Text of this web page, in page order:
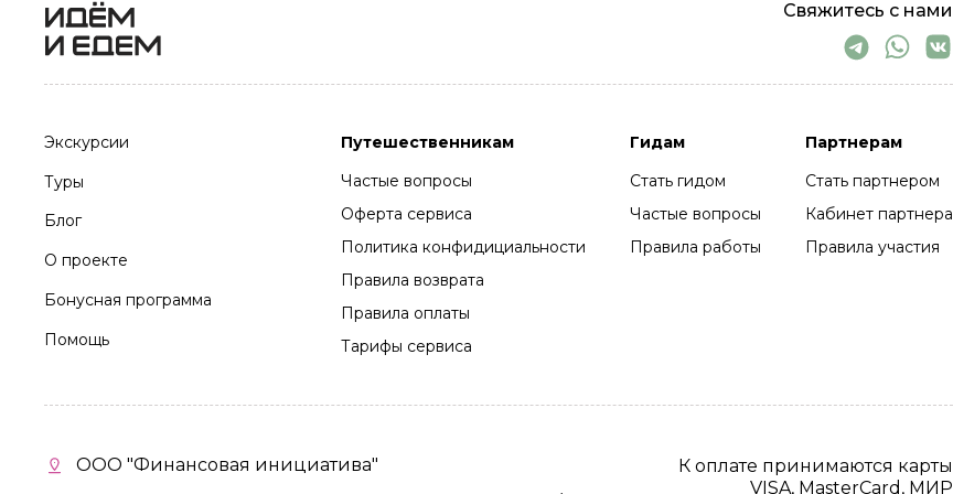
Свяжитесь с нами
Экскурсии
Туры
Блог
О проекте
Бонусная программа
Помощь
Путешественникам
Частые вопросы
Оферта сервиса
Политика конфидициальности
Правила возврата
Правила оплаты
Тарифы сервиса
Гидам
Стать гидом
Частые вопросы
Правила работы
Партнерам
Стать партнером
Кабинет партнера
Правила участия
ООО "Финансовая инициатива"
К оплате принимаются карты
VISA, MasterCard, МИР